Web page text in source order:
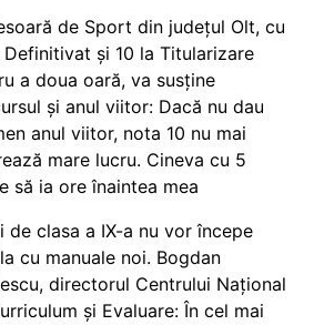
de Sport din județul Olt, cu
Definitivat și 10 la Titularizare
a doua oară, va susține
și anul viitor: Dacă nu dau
anul viitor, nota 10 nu mai
mare lucru. Cineva cu 5
să ia ore înaintea mea
de clasa a IX-a nu vor începe
cu manuale noi. Bogdan
directorul Centrului Național
și Evaluare: În cel mai